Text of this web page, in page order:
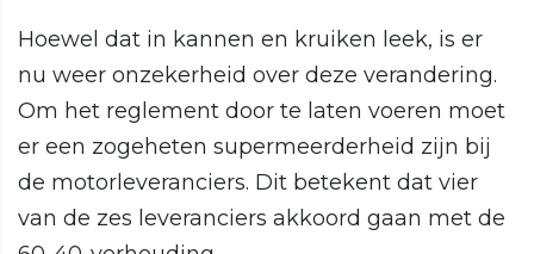
Hoewel dat in kannen en kruiken leek, is er
nu weer onzekerheid over deze verandering.
Om het reglement door te laten voeren moet
er een zogeheten supermeerderheid zijn bij
de motorleveranciers. Dit betekent dat vier
van de zes leveranciers akkoord gaan met de